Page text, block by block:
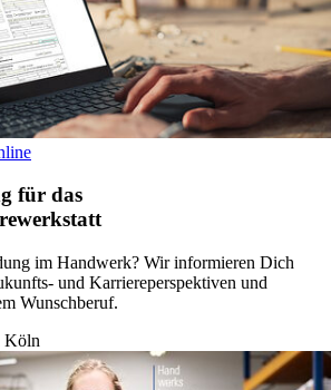
für das
im Handwerk? Wir informieren Dich
und Karriereperspektiven und
Wunschberuf.
Köln